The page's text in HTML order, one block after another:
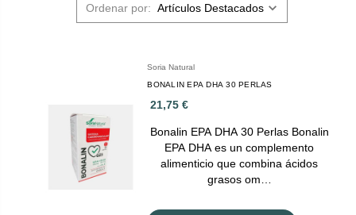
Ordenar por:
Soria Natural
BONALIN EPA DHA 30 PERLAS
21,75 €
Bonalin EPA DHA 30 Perlas Bonalin
EPA DHA es un complemento
alimenticio que combina ácidos
grasos om…